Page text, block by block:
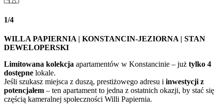
1/4
WILLA PAPIERNIA | KONSTANCIN-JEZIORNA | STAN
DEWELOPERSKI
Limitowana kolekcja apartamentów w Konstancinie – już tylko 4
dostępne lokale.
Jeśli szukasz miejsca z duszą, prestiżowego adresu i inwestycji z
potencjałem – ten apartament to jedna z ostatnich okazji, by stać się
częścią kameralnej społeczności Willi Papiernia.